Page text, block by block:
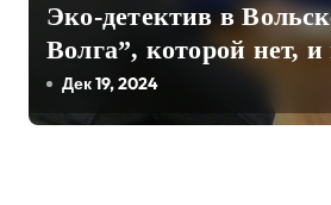
Эко-детектив в
Волга”, которой нет,
который есть, но не
Дек 19, 2024